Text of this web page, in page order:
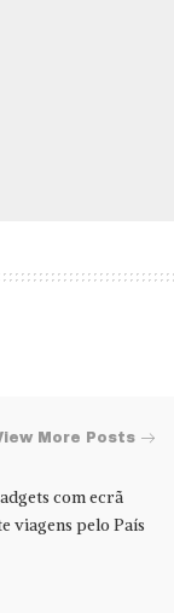
More Posts
com ecrã
viagens pelo País